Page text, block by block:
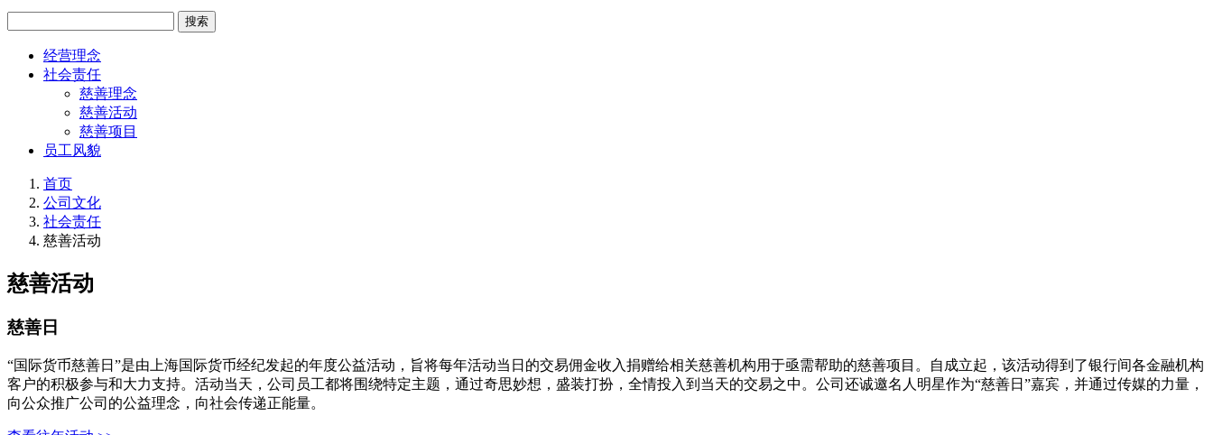
经营理念
社会责任
慈善理念
慈善活动
慈善项目
员工风貌
首页
公司文化
社会责任
慈善活动
慈善活动
慈善日
“国际货币慈善日”是由上海国际货币经纪发起的年度公益活动，旨将每年活动当日的交易佣金收入捐赠给相关慈善机构用于亟需帮助的慈善项目。自成立起，该活动得到了银行间各金融机构
客户的积极参与和大力支持。活动当天，公司员工都将围绕特定主题，通过奇思妙想，盛装打扮，全情投入到当天的交易之中。公司还诚邀名人明星作为“慈善日”嘉宾，并通过传媒的力量，
向公众推广公司的公益理念，向社会传递正能量。